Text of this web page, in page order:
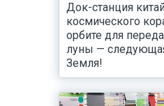
Док-станция
космического
орбите для
луны —
Земля!